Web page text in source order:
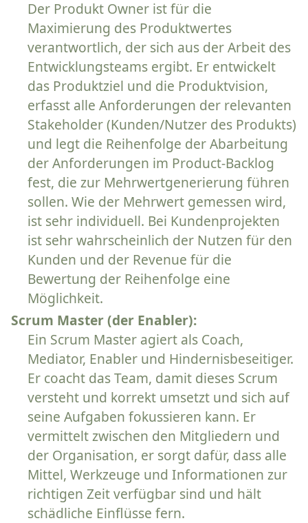
Der Produkt Owner ist für die
Maximierung des Produktwertes
verantwortlich, der sich aus der Arbeit des
Entwicklungsteams ergibt. Er entwickelt
das Produktziel und die Produktvision,
erfasst alle Anforderungen der relevanten
Stakeholder (Kunden/Nutzer des Produkts)
und legt die Reihenfolge der Abarbeitung
der Anforderungen im Product-Backlog
fest, die zur Mehrwertgenerierung führen
sollen. Wie der Mehrwert gemessen wird,
ist sehr individuell. Bei Kundenprojekten
ist sehr wahrscheinlich der Nutzen für den
Kunden und der Revenue für die
Bewertung der Reihenfolge eine
Möglichkeit.
Scrum Master (der Enabler):
Ein Scrum Master agiert als Coach,
Mediator, Enabler und Hindernisbeseitiger.
Er coacht das Team, damit dieses Scrum
versteht und korrekt umsetzt und sich auf
seine Aufgaben fokussieren kann. Er
vermittelt zwischen den Mitgliedern und
der Organisation, er sorgt dafür, dass alle
Mittel, Werkzeuge und Informationen zur
richtigen Zeit verfügbar sind und hält
schädliche Einflüsse fern.